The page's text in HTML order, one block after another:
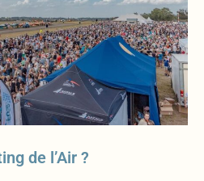
de l’Air ?